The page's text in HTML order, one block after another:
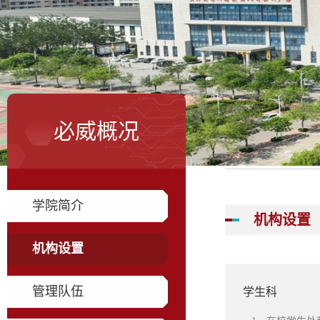
必威概况
学院简介
机构设置
管理队伍
机构设置
学生科